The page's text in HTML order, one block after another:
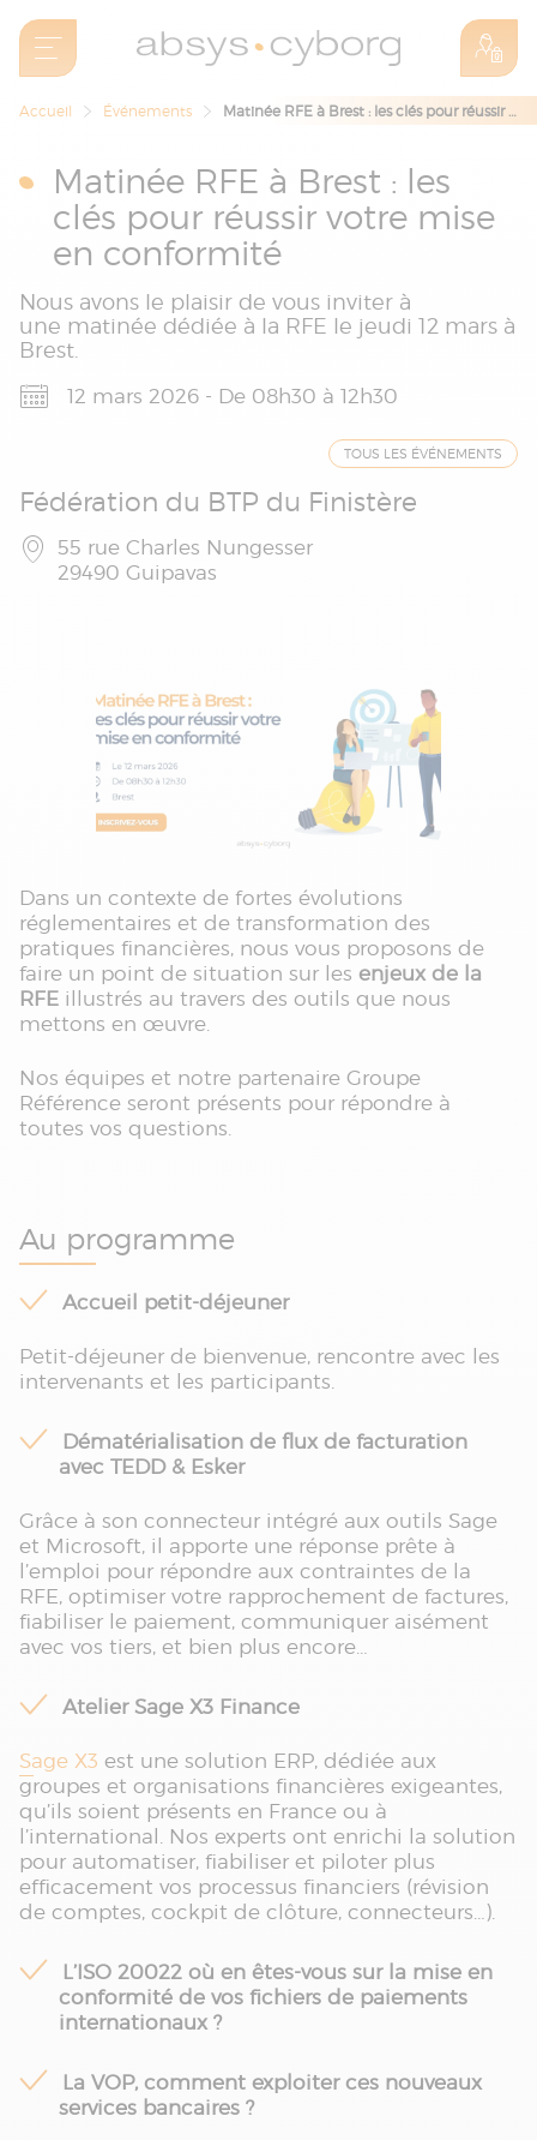
Accueil Événements Matinée RFE à Brest : les clés pour réussir votre mise en conformité
Matinée RFE à Brest : les
clés pour réussir votre mise
en conformité
Nous avons le plaisir de vous inviter à
une matinée dédiée à la RFE le jeudi 12 mars à
Brest.
12 mars 2026 - De 08h30 à 12h30
TOUS LES ÉVÉNEMENTS
Fédération du BTP du Finistère
55 rue Charles Nungesser
29490 Guipavas
Dans un contexte de fortes évolutions
réglementaires et de transformation des
pratiques financières, nous vous proposons de
faire un point de situation sur les enjeux de la
RFE illustrés au travers des outils que nous
mettons en œuvre.
Nos équipes et notre partenaire Groupe
Référence seront présents pour répondre à
toutes vos questions.
Au programme
Accueil petit-déjeuner
Petit-déjeuner de bienvenue, rencontre avec les
intervenants et les participants.
Dématérialisation de flux de facturation
avec TEDD & Esker
Grâce à son connecteur intégré aux outils Sage
et Microsoft, il apporte une réponse prête à
l’emploi pour répondre aux contraintes de la
RFE, optimiser votre rapprochement de factures,
fiabiliser le paiement, communiquer aisément
avec vos tiers, et bien plus encore…
Atelier Sage X3 Finance
Sage X3 est une solution ERP, dédiée aux
groupes et organisations financières exigeantes,
qu’ils soient présents en France ou à
l’international. Nos experts ont enrichi la solution
pour automatiser, fiabiliser et piloter plus
efficacement vos processus financiers (révision
de comptes, cockpit de clôture, connecteurs…).
L’ISO 20022 où en êtes-vous sur la mise en
conformité de vos fichiers de paiements
internationaux ?
La VOP, comment exploiter ces nouveaux
services bancaires ?